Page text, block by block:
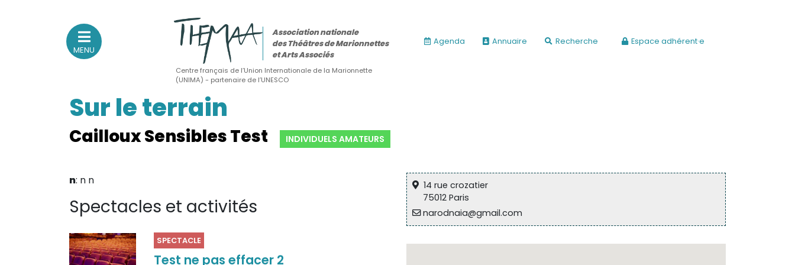
Association nationale
des Théâtres de Marionnettes
(Actualités, annonces, vie professionnelle)
Sur le vif
Sur le fond
(Fonctionnement, gouvernance, groupes de travail, partenaires)
MENU
Association nationale
des Théâtres de Marionnettes
et Arts Associés
Centre français de l’Union Internationale de la Marionnette
(UNIMA) - partenaire de l’UNESCO
Agenda Annuaire Recherche Espace adhérent·e
Sur le terrain
Cailloux Sensibles Test INDIVIDUELS AMATEURS
n: n n
Spectacles et activités
SPECTACLE
Test ne pas effacer 2
14 rue crozatier
75012 Paris
narodnaia@gmail.com